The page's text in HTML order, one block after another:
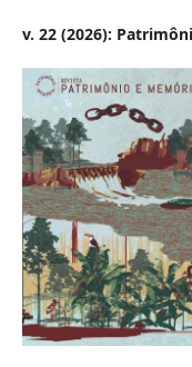
v. 22 (2026):